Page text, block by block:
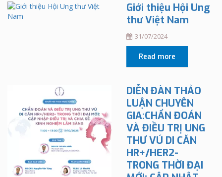
Giới thiệu Hội Ung
thư Việt Nam
31/07/2024
Read more
DIỄN ĐÀN THẢO
LUẬN CHUYÊN
GIA:CHẨN ĐOÁN
VÀ ĐIỀU TRỊ UNG
THƯ VÚ DI CĂN
HR+/HER2-
TRONG THỜI ĐẠI